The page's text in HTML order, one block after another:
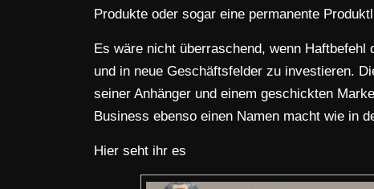
Produkte oder sogar eine permanente
Es wäre nicht überraschend, wenn
und in neue Geschäftsfelder zu investieren.
seiner Anhänger und einem geschickten
Business ebenso einen Namen macht wie in
Hier seht ihr es